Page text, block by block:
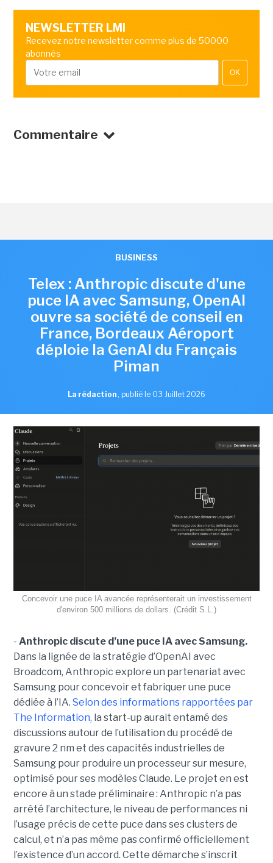
NEWSLETTER LMI
Recevez notre newsletter comme plus de 50000
abonnés
OK
Commentaire
BUSINESS
Telex : Anthropic discute d'une
puce IA avec Samsung, OpenAI
ouvre sa société de conseil en
France, Bordeaux Aéroport
déploie la GenAI du Français
Piman
La rédaction , publié le 03 Juillet 2026
Concevoir une puce IA avancée représenterait un investissement
d'environ 500 millions de dollars. (Crédit S.L.)
- Anthropic discute d’une puce IA avec Samsung.
Dans la lignée de la stratégie d’OpenAI avec
Broadcom, Anthropic explore un partenariat avec
Samsung pour concevoir et fabriquer une puce
dédiée à l’IA. Selon des informations rapportées par
The Information, la start-up aurait entamé des
discussions autour de l’utilisation du procédé de
gravure 2 nm et des capacités industrielles de
Samsung pour produire un processeur sur mesure,
optimisé pour ses modèles Claude. Le projet en est
encore à un stade préliminaire : Anthropic n’a pas
arrêté l’architecture, le niveau de performances ni
l’usage précis de cette puce dans ses clusters de
calcul, et n’a pas même pas confirmé officiellement
l’existence d’un accord. Cette démarche s’inscrit